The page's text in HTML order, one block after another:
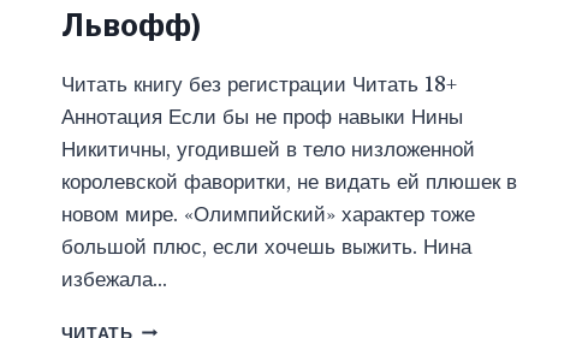
Львофф)
Читать книгу без регистрации Читать 18+
Аннотация Если бы не проф навыки Нины
Никитичны, угодившей в тело низложенной
королевской фаворитки, не видать ей плюшек в
новом мире. «Олимпийский» характер тоже
большой плюс, если хочешь выжить. Нина
избежала…
ЧИТАТЬ ВИННАЯ